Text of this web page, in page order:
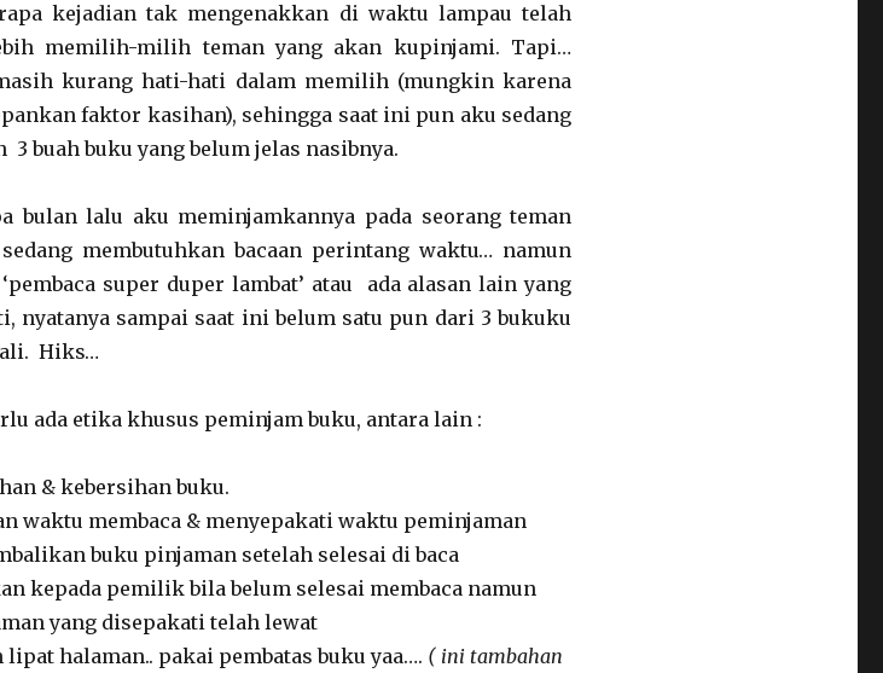
kejadian tak mengenakkan di waktu lampau telah
memilih-milih teman yang akan kupinjami. Tapi…
kurang hati-hati dalam memilih (mungkin karena
faktor kasihan), sehingga saat ini pun aku sedang
3 buah buku yang belum jelas nasibnya.
bulan lalu aku meminjamkannya pada seorang teman
membutuhkan bacaan perintang waktu… namun
super duper lambat’ atau ada alasan lain yang
nyatanya sampai saat ini belum satu pun dari 3 bukuku
Hiks…
ada etika khusus peminjam buku, antara lain :
& kebersihan buku.
waktu membaca & menyepakati waktu peminjaman
buku pinjaman setelah selesai di baca
kepada pemilik bila belum selesai membaca namun
yang disepakati telah lewat
lipat halaman.. pakai pembatas buku yaa…. ( ini tambahan